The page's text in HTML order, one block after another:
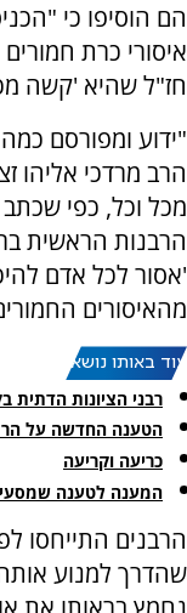
הם הוסיפו כי
איסורי כרת
חז"ל שהיא 'קשה
"ידוע ומפורסם
הרב מרדכי אליהו
מכל וכל, כפי
הרבנות הראשית
'אסור לכל אדם
מהאיסורים
עוד באותו נושא:
רבני הציונות הדתית
הטענה החדשה על הר
כריעה וקריעה
המענה לטענה
הרבנים התייחסו
שהדרך למנוע